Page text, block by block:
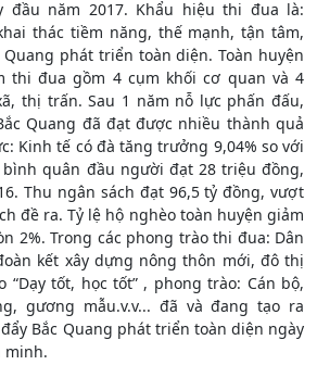
đầu năm 2017. Khẩu hiệu thi đua là:
thác tiềm năng, thế mạnh, tận tâm,
phát triển toàn diện. Toàn huyện
thi đua gồm 4 cụm khối cơ quan và 4
thị trấn. Sau 1 năm nỗ lực phấn đấu,
Quang đã đạt được nhiều thành quả
Kinh tế có đà tăng trưởng 9,04% so với
bình quân đầu người đạt 28 triệu đồng,
Thu ngân sách đạt 96,5 tỷ đồng, vượt
đề ra. Tỷ lệ hộ nghèo toàn huyện giảm
2%. Trong các phong trào thi đua: Dân
kết xây dựng nông thôn mới, đô thị
tốt, học tốt” , phong trào: Cán bộ,
gương mẫu.v.v... đã và đang tạo ra
Bắc Quang phát triển toàn diện ngày
minh.